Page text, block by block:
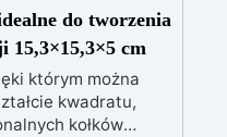
do tworzenia
15,3×15,3×5 cm
którym można
kwadratu,
kołków